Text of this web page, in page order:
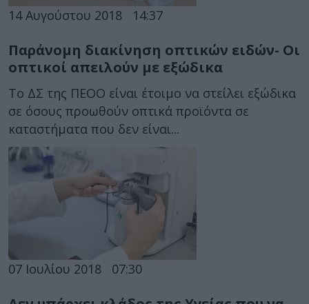
14 Αυγούστου 2018 14:37
Παράνομη διακίνηση οπτικών ειδών- Οι
οπτικοί απειλούν με εξώδικα
Το ΔΣ της ΠΕΟΟ είναι έτοιμο να στείλει εξώδικα
σε όσους προωθούν οπτικά προϊόντα σε
καταστήματα που δεν είναι...
07 Ιουλίου 2018 07:30